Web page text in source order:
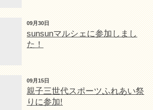
09月30日
sunsunマルシェに参加しまし
た！
09月15日
親子三世代スポーツふれあい祭
りに参加!